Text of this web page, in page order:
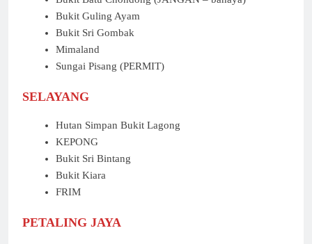
Bukit Guling Ayam
Bukit Sri Gombak
Mimaland
Sungai Pisang (PERMIT)
SELAYANG
Hutan Simpan Bukit Lagong
KEPONG
Bukit Sri Bintang
Bukit Kiara
FRIM
PETALING JAYA